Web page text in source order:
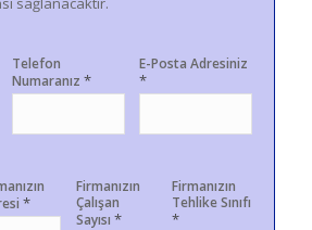
Telefon
Numaranız*
E-Posta Adresiniz
*
*
Firmanızın
Çalışan
Sayısı *
Firmanızın
Tehlike Sınıfı
*